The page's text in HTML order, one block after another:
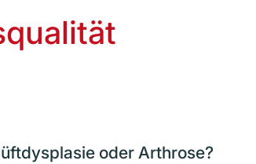
oder Arthrose?